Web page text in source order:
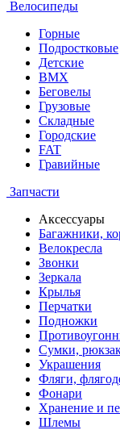
Велосипеды
Горные
Подростковые
Детские
BMX
Беговелы
Грузовые
Складные
Городские
FAT
Гравийные
Запчасти
Аксессуары
Багажники,
Велокресла
Звонки
Зеркала
Крылья
Перчатки
Подножки
Сумки,
Украшения
Фляги,
Фонари
Хранение и
Шлемы